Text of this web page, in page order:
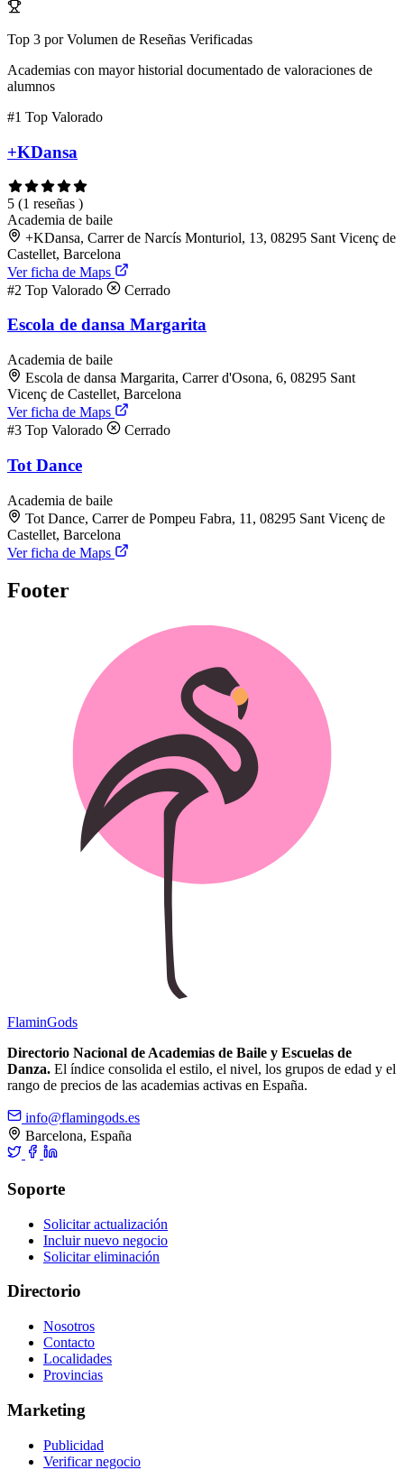
Top 3 por Volumen de Reseñas Verificadas
Academias con mayor historial documentado de valoraciones de
alumnos
#1 Top Valorado
+KDansa
5 (1 reseñas )
Academia de baile
+KDansa, Carrer de Narcís Monturiol, 13, 08295 Sant Vicenç de
Castellet, Barcelona
Ver ficha de Maps
#2 Top Valorado Cerrado
Escola de dansa Margarita
Academia de baile
Escola de dansa Margarita, Carrer d'Osona, 6, 08295 Sant
Vicenç de Castellet, Barcelona
Ver ficha de Maps
#3 Top Valorado Cerrado
Tot Dance
Academia de baile
Tot Dance, Carrer de Pompeu Fabra, 11, 08295 Sant Vicenç de
Castellet, Barcelona
Ver ficha de Maps
Footer
FlaminGods
Directorio Nacional de Academias de Baile y Escuelas de
Danza. El índice consolida el estilo, el nivel, los grupos de edad y el
rango de precios de las academias activas en España.
info@flamingods.es
Barcelona, España
Soporte
Solicitar actualización
Incluir nuevo negocio
Solicitar eliminación
Directorio
Nosotros
Contacto
Localidades
Provincias
Marketing
Publicidad
Verificar negocio